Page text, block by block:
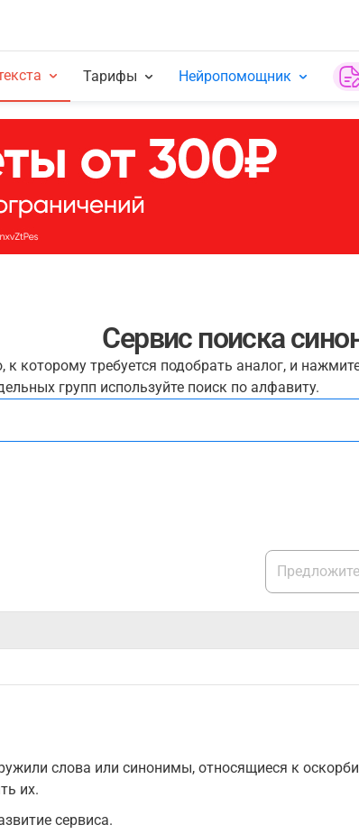
Тарифы Нейропомощник
Сервис поиска
к которому требуется подобрать аналог, и
групп используйте поиск по алфавиту.
слова или синонимы, относящиеся к
их.
сервиса.